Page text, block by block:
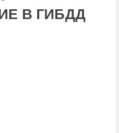
В ГИБДД